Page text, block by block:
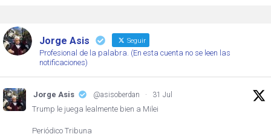
Jorge Asis Seguir
Profesional de la palabra. (En esta cuenta no se leen las
notificaciones)
Jorge Asis @asisoberdan · 31 Jul
Trump le juega lealmente bien a Milei
Periódico Tribuna